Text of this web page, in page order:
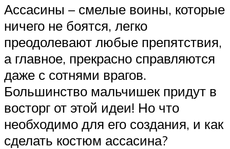
Ассасины – смелые воины, которые
ничего не боятся, легко
преодолевают любые препятствия,
а главное, прекрасно справляются
даже с сотнями врагов.
Большинство мальчишек придут в
восторг от этой идеи! Но что
необходимо для его создания, и как
сделать костюм ассасина?